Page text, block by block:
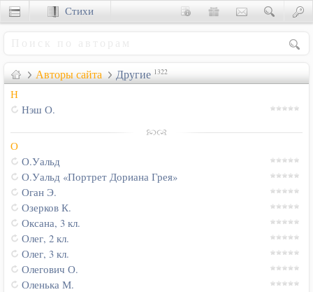
Авторы сайта Другие 1322
Н
Нэш О.
О
О.Уальд
О.Уальд «Портрет Дориана Грея»
Оган Э.
Озерков К.
Оксана, 3 кл.
Олег, 2 кл.
Олег, 3 кл.
Олегович О.
Оленька М.
Стихи